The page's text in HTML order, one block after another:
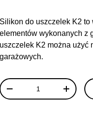
Silikon do uszczelek K2 to
elementów wykonanych z
uszczelek K2 można użyć
garażowych.
Ilość
+